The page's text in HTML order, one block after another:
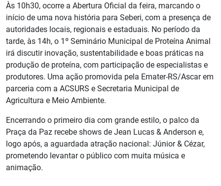
Às 10h30, ocorre a Abertura Oficial da feira, marcando o
início de uma nova história para Seberi, com a presença de
autoridades locais, regionais e estaduais. No período da
tarde, às 14h, o 1º Seminário Municipal de Proteína Animal
irá discutir inovação, sustentabilidade e boas práticas na
produção de proteína, com participação de especialistas e
produtores. Uma ação promovida pela Emater-RS/Ascar em
parceria com a ACSURS e Secretaria Municipal de
Agricultura e Meio Ambiente.
Encerrando o primeiro dia com grande estilo, o palco da
Praça da Paz recebe shows de Jean Lucas & Anderson e,
logo após, a aguardada atração nacional: Júnior & Cézar,
prometendo levantar o público com muita música e
animação.